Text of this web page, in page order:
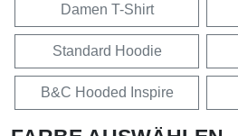
Damen T-Shirt
Standard Hoodie
B&C Hooded Inspire